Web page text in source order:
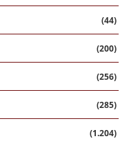
(44)
(200)
(256)
(285)
(1.204)